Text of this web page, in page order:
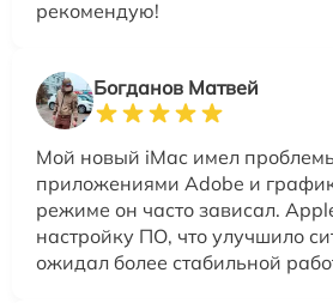
рекомендую!
Богданов Матвей
Мой новый iMac имел
приложениями Adobe и
режиме он часто зависал.
настройку ПО, что улучшило
ожидал более стабильной